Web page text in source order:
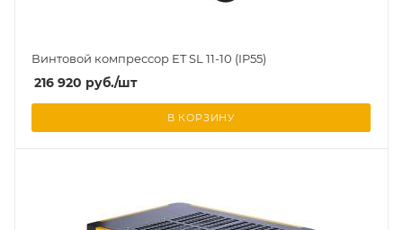
Винтовой компрессор ET SL 11-10 (IP55)
216 920 руб./шт
В КОРЗИНУ